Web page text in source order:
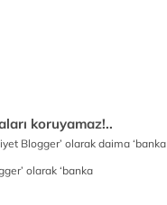
koruyamaz!..
Blogger’ olarak daima ‘banka
olarak ‘banka